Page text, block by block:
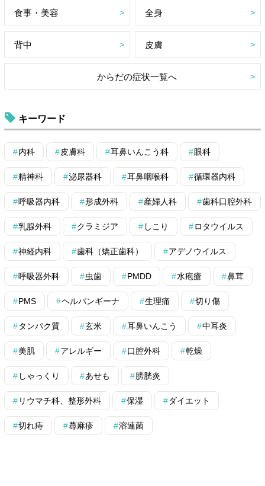
食事・美容 全身
背中 皮膚
からだの症状一覧へ
キーワード
内科 皮膚科 耳鼻いんこう科 眼科
精神科 泌尿器科 耳鼻咽喉科 循環器内科
呼吸器内科 形成外科 産婦人科 歯科口腔外科
乳腺外科 クラミジア しこり ロタウイルス
神経内科 歯科（矯正歯科） アデノウイルス
呼吸器外科 虫歯 PMDD 水疱瘡 鼻茸
PMS ヘルパンギーナ 生理痛 切り傷
タンパク質 玄米 耳鼻いんこう 中耳炎
美肌 アレルギー 口腔外科 乾燥
しゃっくり あせも 膀胱炎
リウマチ科、整形外科 保湿 ダイエット
切れ痔 蕁麻疹 溶連菌